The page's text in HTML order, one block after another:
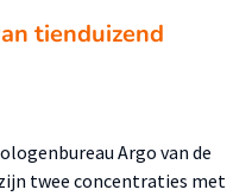
tienduizend
Argo van de
twee concentraties met